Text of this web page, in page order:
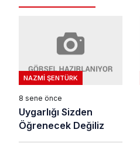
NAZMI ŞENTÜRK
8 sene önce
Uygarlığı Sizden
Öğrenecek Değiliz